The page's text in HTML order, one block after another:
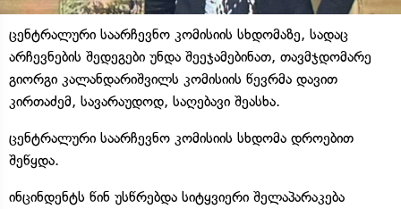
ცენტრალური საარჩევნო კომისიის სხდომაზე, სადაც
არჩევნების შედეგები უნდა შეეჯამებინათ, თავმჯდომარე
გიორგი კალანდარიშვილს კომისიის წევრმა დავით
კირთაძემ, სავარაუდოდ, საღებავი შეასხა.
ცენტრალური საარჩევნო კომისიის სხდომა დროებით
შეწყდა.
ინცინდენტს წინ უსწრებდა სიტყვიერი შელაპარაკება